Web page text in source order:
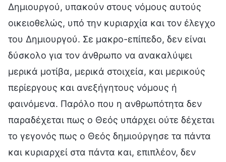
Δημιουργού, υπακούν στους νόμους αυτούς
οικειοθελώς, υπό την κυριαρχία και τον έλεγχο
του Δημιουργού. Σε μακρο-επίπεδο, δεν είναι
δύσκολο για τον άνθρωπο να ανακαλύψει
μερικά μοτίβα, μερικά στοιχεία, και μερικούς
περίεργους και ανεξήγητους νόμους ή
φαινόμενα. Παρόλο που η ανθρωπότητα δεν
παραδέχεται πως ο Θεός υπάρχει ούτε δέχεται
το γεγονός πως ο Θεός δημιούργησε τα πάντα
και κυριαρχεί στα πάντα και, επιπλέον, δεν